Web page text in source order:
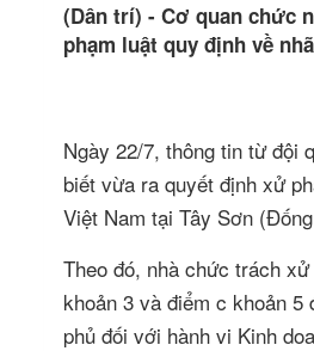
(Dân trí) - Cơ quan chức
phạm luật quy định về
Ngày 22/7, thông tin từ đội
biết vừa ra quyết định xử
Việt Nam tại Tây Sơn
Theo đó, nhà chức trách
khoản 3 và điểm c khoản
phủ đối với hành vi Kinh